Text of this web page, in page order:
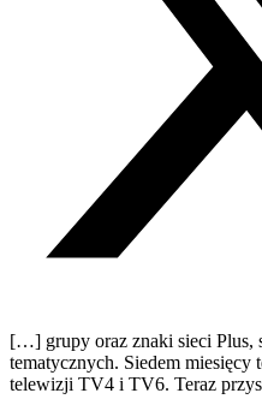
[…] grupy oraz znaki sieci Plus,
tematycznych. Siedem miesięcy
telewizji TV4 i TV6. Teraz